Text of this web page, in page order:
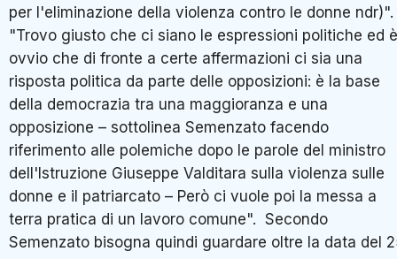
per l'eliminazione della violenza contro le donne ndr)".
"Trovo giusto che ci siano le espressioni politiche ed è
ovvio che di fronte a certe affermazioni ci sia una
risposta politica da parte delle opposizioni: è la base
della democrazia tra una maggioranza e una
opposizione – sottolinea Semenzato facendo
riferimento alle polemiche dopo le parole del ministro
dell'Istruzione Giuseppe Valditara sulla violenza sulle
donne e il patriarcato – Però ci vuole poi la messa a
terra pratica di un lavoro comune". Secondo
Semenzato bisogna quindi guardare oltre la data del